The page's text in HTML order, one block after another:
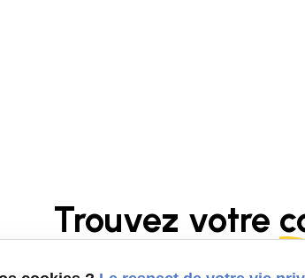
Trouvez votre